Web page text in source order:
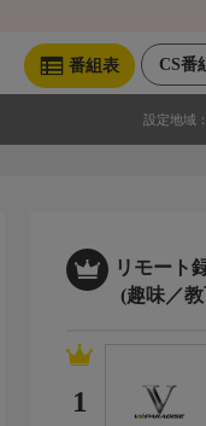
CS番
番組表
設定地域：
リモート
(趣味／
1